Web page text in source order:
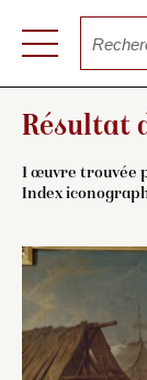
Résultat
1 œuvre trouvée
Index